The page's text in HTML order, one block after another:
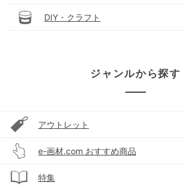
DIY・クラフト
ジャンルから探す
アウトレット
e-画材.com おすすめ商品
特集